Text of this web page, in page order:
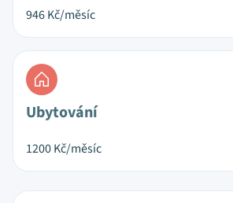
946Kč/měsíc
Ubytování
1200Kč/měsíc